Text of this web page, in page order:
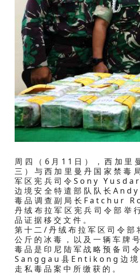
周四（6月11日），西加
三）与西加里曼丹国家禁
军区宪兵司令Sony
边境安全特遣部队队长
毒品调查副局长Fatchur
丹绒布拉军区宪兵司令部举
品证据移交文件。
第十二/丹绒布拉军区司令
公斤的冰毒，以及一辆车牌
毒品是印尼陆军战略预备司
Sanggau县Entikong边境
走私毒品案中所缴获的。